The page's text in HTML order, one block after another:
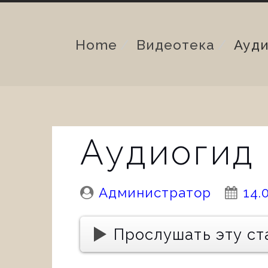
Home Видеотека
Аудиогид
Posted
By:
Администратор
On:
Прослушать эту